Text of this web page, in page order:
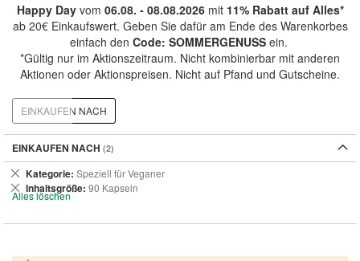
Happy Dayvom 06.08. - 08.08.2026mit 11% Rabatt auf Alles*
ab 20€ Einkaufswert. Geben Sie dafür am Ende des Warenkorbes
einfach den Code: SOMMERGENUSSein.
*Gültig nur im Aktionszeitraum. Nicht kombinierbar mit anderen
Aktionen oder Aktionspreisen. Nicht auf Pfand und Gutscheine.
EINKAUFEN NACH
EINKAUFEN NACH
Kategorie Speziell für Veganer
Dies
entfernen
Inhaltsgröße 90 Kapseln
Dies
entfernen
Alles löschen